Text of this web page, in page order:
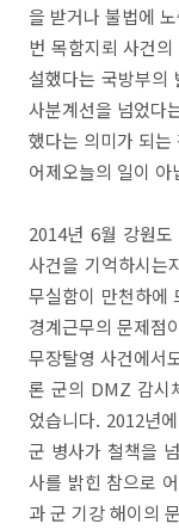
을 받거나 불법에
번 목함지뢰 사건
설했다는 국방부의
사분계선을 넘었다
했다는 의미가 되는
어제오늘의 일이 아
2014년 6월 강원
사건을 기억하시는
무실함이 만천하에
경계근무의 문제점
무장탈영 사건에서
론 군의 DMZ 감시
었습니다. 2012년
군 병사가 철책을
사를 밝힌 참으로
과 군 기강 해이의